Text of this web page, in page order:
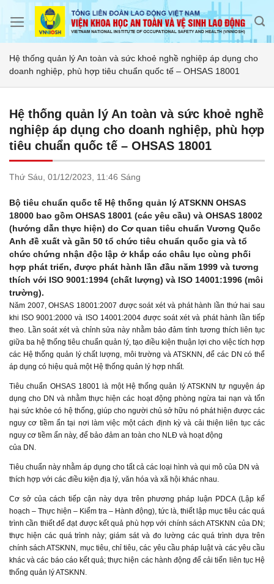
Hệ thống quản lý An toàn và sức khoẻ nghề nghiệp áp dụng cho
doanh nghiệp, phù hợp tiêu chuẩn quốc tế – OHSAS 18001
Hệ thống quản lý An toàn và sức khoẻ nghề
nghiệp áp dụng cho doanh nghiệp, phù hợp
tiêu chuẩn quốc tế – OHSAS 18001
Thứ Sáu, 01/12/2023, 11:46 Sáng
Bộ tiêu chuẩn quốc tế Hệ thống quản lý ATSKNN OHSAS
18000 bao gồm OHSAS 18001 (các yêu cầu) và OHSAS 18002
(hướng dẫn thực hiện) do Cơ quan tiêu chuẩn Vương Quốc
Anh đề xuất và gần 50 tổ chức tiêu chuẩn quốc gia và tổ
chức chứng nhận độc lập ở khắp các châu lục cùng phối
hợp phát triển, được phát hành lần đầu năm 1999 và tương
thích với ISO 9001:1994 (chất lượng) và ISO 14001:1996 (môi
trường).
Năm 2007, OHSAS 18001:2007 được soát xét và phát hành lần thứ hai sau
khi ISO 9001:2000 và ISO 14001:2004 được soát xét và phát hành lần tiếp
theo. Lần soát xét và chỉnh sửa này nhằm bảo đảm tính tương thích liên tục
giữa ba hệ thống tiêu chuẩn quản lý, tạo điều kiện thuận lợi cho việc tích hợp
các Hệ thống quản lý chất lượng, môi trường và ATSKNN, để các DN có thể
áp dụng có hiệu quả một Hệ thống quản lý hợp nhất.
Tiêu chuẩn OHSAS 18001 là một Hệ thống quản lý ATSKNN tự nguyện áp
dụng cho DN và nhằm thực hiện các hoạt động phòng ngừa tai nạn và tổn
hại sức khỏe có hệ thống, giúp cho người chủ sở hữu nó phát hiện được các
nguy cơ tiềm ẩn tại nơi làm việc một cách định kỳ và cải thiện liên tục các
nguy cơ tiềm ẩn này, để bảo đảm an toàn cho NLĐ và hoạt động
của DN.
Tiêu chuẩn này nhằm áp dụng cho tất cả các loại hình và qui mô của DN và
thích hợp với các điều kiện địa lý, văn hóa và xã hội khác nhau.
Cơ sở của cách tiếp cận này dựa trên phương pháp luận PDCA (Lập kế
hoạch – Thực hiện – Kiểm tra – Hành động), tức là, thiết lập mục tiêu các quá
trình cần thiết để đạt được kết quả phù hợp với chính sách ATSKNN của DN;
thực hiện các quá trình này; giám sát và đo lường các quá trình dựa trên
chính sách ATSKNN, mục tiêu, chỉ tiêu, các yêu cầu pháp luật và các yêu cầu
khác và các báo cáo kết quả; thực hiện các hành động để cải tiến liên tục Hệ
thống quản lý ATSKNN.